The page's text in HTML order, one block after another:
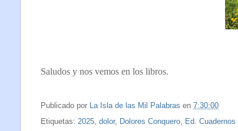
Saludos y nos vemos en los libros.
Publicado por La Isla de las Mil Palabras en 7:30:00
Etiquetas: 2025, dolor, Dolores Conquero, Ed.